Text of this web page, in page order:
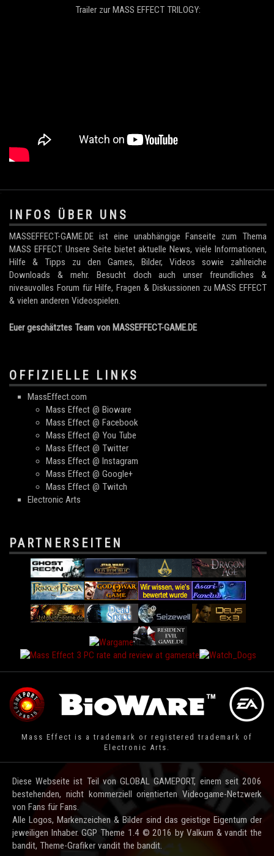
Trailer zur MASS EFFECT TRILOGY:
.
INFOS ÜBER UNS
MASSEFFECT-GAME.DE ist eine unabhängige Fanseite zum Thema
MASS EFFECT. Unsere Seite bietet aktuelle News, viele Informationen,
Hilfe & Tipps zu den Games, Bilder, Videos sowie zahlreiche
Downloads & mehr. Besucht doch auch unser freundliches &
niveauvolles Forum für Hilfe, Fragen & Diskussionen zu MASS EFFECT
& vielen anderen Videospielen.
Euer geschätztes Team von MASSEFFECT-GAME.DE
OFFIZIELLE LINKS
MassEffect.com
Mass Effect @ Bioware
Mass Effect @ Facebook
Mass Effect @ You Tube
Mass Effect @ Twitter
Mass Effect @ Instagram
Mass Effect @ Google+
Mass Effect @ Twitch
Electronic Arts
PARTNERSEITEN
Mass Effect is a trademark or registered trademark of
Electronic Arts.
Diese Webseite ist Teil von GLOBAL GAMEPORT, einem seit 2006
bestehenden, nicht kommerziell orientierten Videogame-Netzwerk
von Fans für Fans.
Alle Logos, Markenzeichen & Bilder sind das geistige Eigentum der
jeweiligen Inhaber. GGP Theme 1.4 © 2016 by Valkum & vandit the
bandit, Theme-Grafiker vandit the bandit.